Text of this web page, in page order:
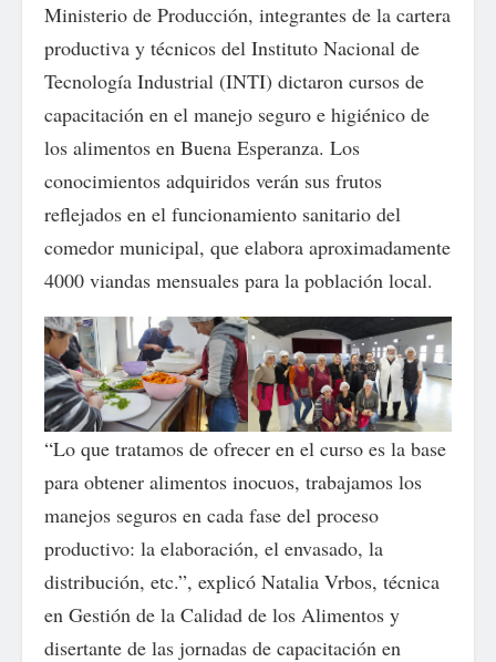
Ministerio de Producción, integrantes de la cartera
productiva y técnicos del Instituto Nacional de
Tecnología Industrial (INTI) dictaron cursos de
capacitación en el manejo seguro e higiénico de
los alimentos en Buena Esperanza. Los
conocimientos adquiridos verán sus frutos
reflejados en el funcionamiento sanitario del
comedor municipal, que elabora aproximadamente
4000 viandas mensuales para la población local.
“Lo que tratamos de ofrecer en el curso es la base
para obtener alimentos inocuos, trabajamos los
manejos seguros en cada fase del proceso
productivo: la elaboración, el envasado, la
distribución, etc.”, explicó Natalia Vrbos, técnica
en Gestión de la Calidad de los Alimentos y
disertante de las jornadas de capacitación en